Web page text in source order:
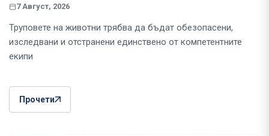
7 Август, 2026
Труповете на животни трябва да бъдат обезопасени,
изследвани и отстранени единствено от компетентните
екипи
Прочети